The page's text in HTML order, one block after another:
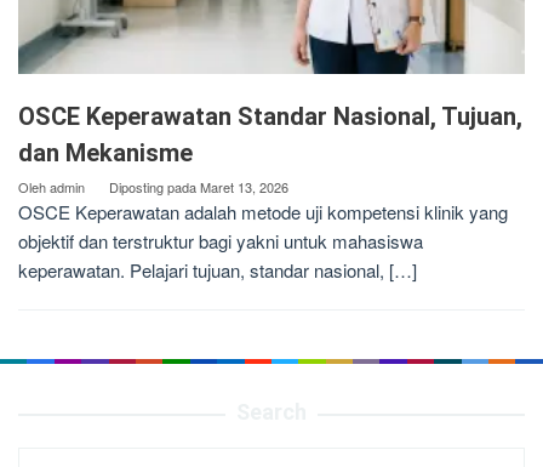
OSCE Keperawatan Standar Nasional, Tujuan,
dan Mekanisme
Olehadmin Diposting padaMaret 13, 2026
OSCE Keperawatan adalah metode uji kompetensi klinik yang
objektif dan terstruktur bagi yakni untuk mahasiswa
keperawatan. Pelajari tujuan, standar nasional, […]